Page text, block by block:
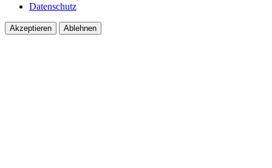
Datenschutz
Akzeptieren Ablehnen